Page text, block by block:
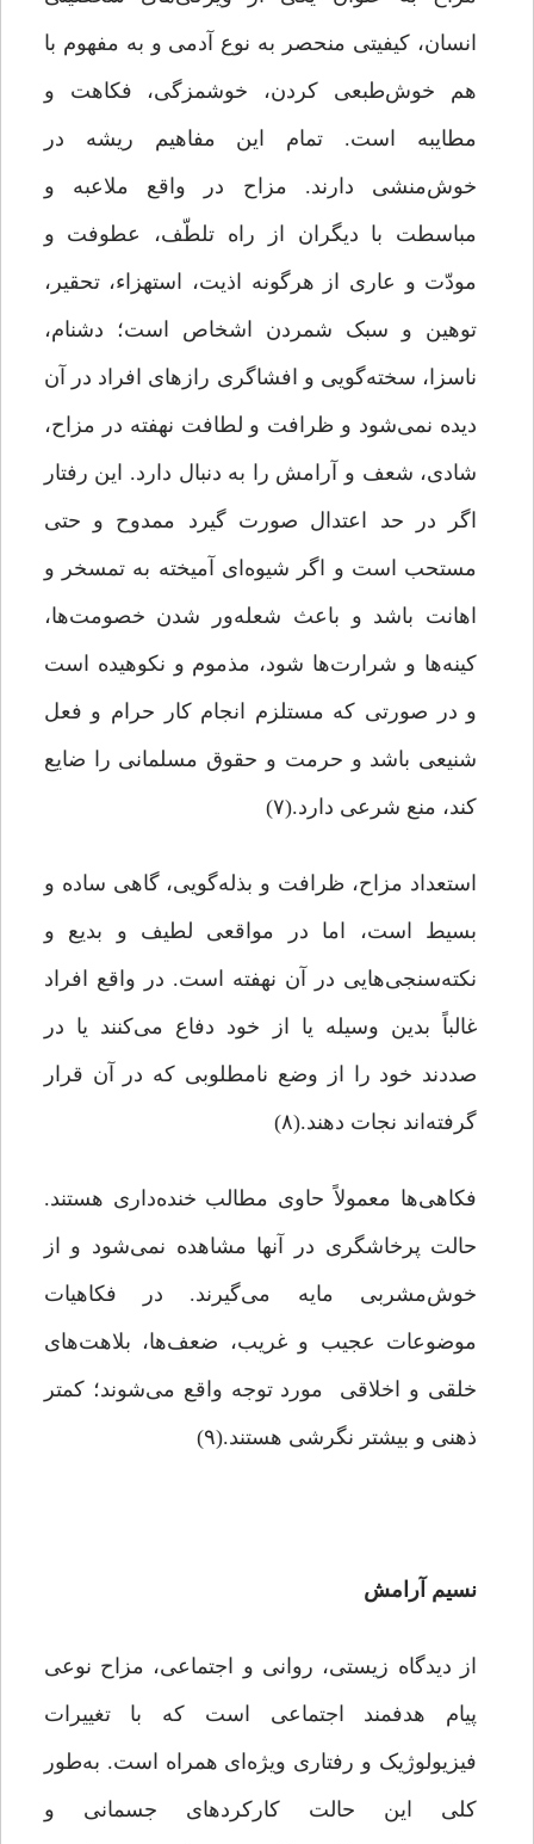
انسان، کیفیتی منحصر به نوع آدمی و به مفهوم با
هم خوش‌طبعی کردن، خوشمزگی، فکاهت و
مطایبه است. تمام این مفاهیم ریشه در
خوش‌منشی دارند. مزاح در واقع ملاعبه و
مباسطت با دیگران از راه تلطّف، عطوفت و
مودّت و عاری از هرگونه اذیت، استهزاء، تحقیر،
توهین و سبک شمردن اشخاص است؛ دشنام،
ناسزا، سخته‌گویی و افشاگری رازهای افراد در آن
دیده نمی‌شود و ظرافت و لطافت نهفته در مزاح،
شادی، شعف و آرامش را به دنبال دارد. این رفتار
اگر در حد اعتدال صورت گیرد ممدوح و حتی
مستحب است و اگر شیوه‌ای آمیخته به تمسخر و
اهانت باشد و باعث شعله‌ور شدن خصومت‌ها،
کینه‌ها و شرارت‌ها شود، مذموم و نکوهیده است
و در صورتی که مستلزم انجام کار حرام و فعل
شنیعی باشد و حرمت و حقوق مسلمانی را ضایع
کند، منع شرعی دارد.(۷)
استعداد مزاح، ظرافت و بذله‌گویی، گاهی ساده و
بسیط است، اما در مواقعی لطیف و بدیع و
نکته‌سنجی‌هایی در آن نهفته است. در واقع افراد
غالباً بدین ‌وسیله یا از خود دفاع می‌کنند یا در
صددند خود را از وضع نامطلوبی که در آن قرار
گرفته‌اند نجات دهند.(۸)
فکاهی‌ها معمولاً حاوی مطالب خنده‌داری هستند.
حالت پرخاشگری در آنها مشاهده نمی‌شود و از
خوش‌مشربی مایه می‌گیرند. در فکاهیات
موضوعات عجیب و غریب، ضعف‌ها، بلاهت‌های
خلقی و اخلاقی مورد توجه واقع می‌شوند؛ کمتر
ذهنی و بیشتر‌ نگرشی هستند.(۹)
نسیم آرامش
از دیدگاه زیستی، روانی و اجتماعی، مزاح نوعی
پیام هدفمند اجتماعی است که با تغییرات
فیزیولوژیک و رفتاری ویژه‌ای همراه است. به‌طور
کلی این حالت کارکردهای جسمانی و